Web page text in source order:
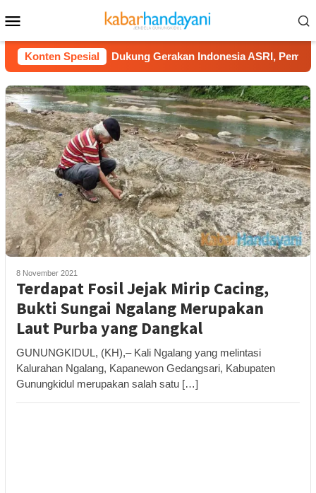
ke
kontenMobile
Konten Spesial
Gugur Dukung Gerakan Indonesia ASRI, Pemkab
8 November 2021
Terdapat Fosil Jejak Mirip Cacing,
Bukti Sungai Ngalang Merupakan
Laut Purba yang Dangkal
GUNUNGKIDUL, (KH),– Kali Ngalang yang melintasi
Kalurahan Ngalang, Kapanewon Gedangsari, Kabupaten
Gunungkidul merupakan salah satu […]